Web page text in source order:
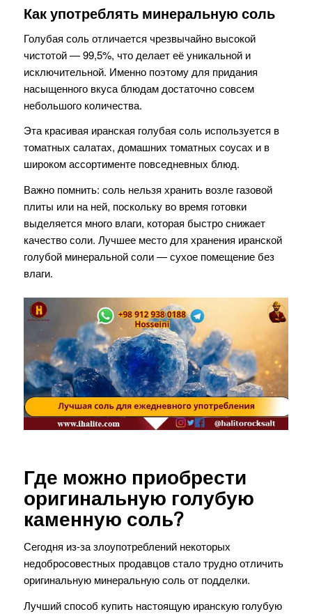
Как употреблять минеральную соль
Голубая соль отличается чрезвычайно высокой
чистотой — 99,5%, что делает её уникальной и
исключительной. Именно поэтому для придания
насыщенного вкуса блюдам достаточно совсем
небольшого количества.
Эта красивая иранская голубая соль используется в
томатных салатах, домашних томатных соусах и в
широком ассортименте повседневных блюд.
Важно помнить: соль нельзя хранить возле газовой
плиты или на ней, поскольку во время готовки
выделяется много влаги, которая быстро снижает
качество соли. Лучшее место для хранения иранской
голубой минеральной соли — сухое помещение без
влаги.
Где можно приобрести
оригинальную голубую
каменную соль?
Сегодня из‑за злоупотреблений некоторых
недобросовестных продавцов стало трудно отличить
оригинальную минеральную соль от подделки.
Лучший способ купить настоящую иранскую голубую